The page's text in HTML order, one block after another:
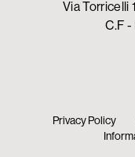
Via Torricelli
C.F
Privacy Policy